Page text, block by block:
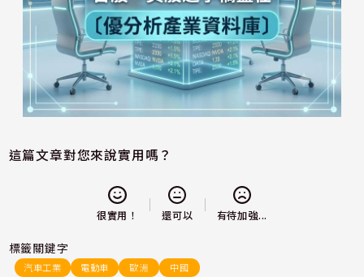
這篇文章對您來說實用嗎？
很實用！ 還可以 有待加強...
標籤關鍵字
汽車工業 電動車 歐洲 中國